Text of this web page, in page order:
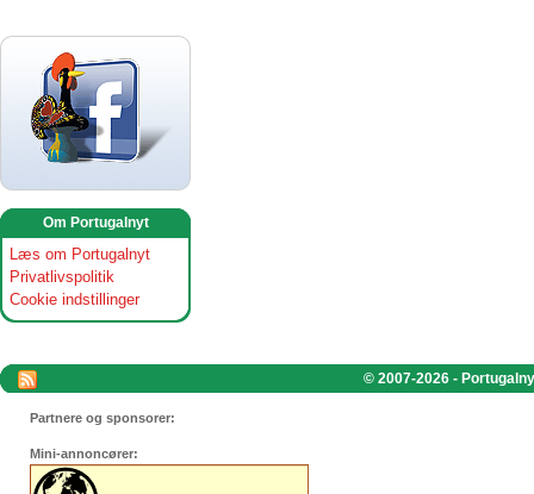
Om Portugalnyt
Læs om Portugalnyt
Privatlivspolitik
Cookie indstillinger
© 2007-2026 -
Partnere og sponsorer:
Mini-annoncører: